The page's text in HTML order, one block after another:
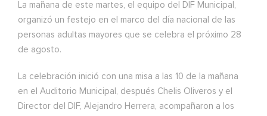
La mañana de este martes, el equipo del DIF Municipal,
organizó un festejo en el marco del día nacional de las
personas adultas mayores que se celebra el próximo 28
de agosto.
La celebración inició con una misa a las 10 de la mañana
en el Auditorio Municipal, después Chelis Oliveros y el
Director del DIF, Alejandro Herrera, acompañaron a los